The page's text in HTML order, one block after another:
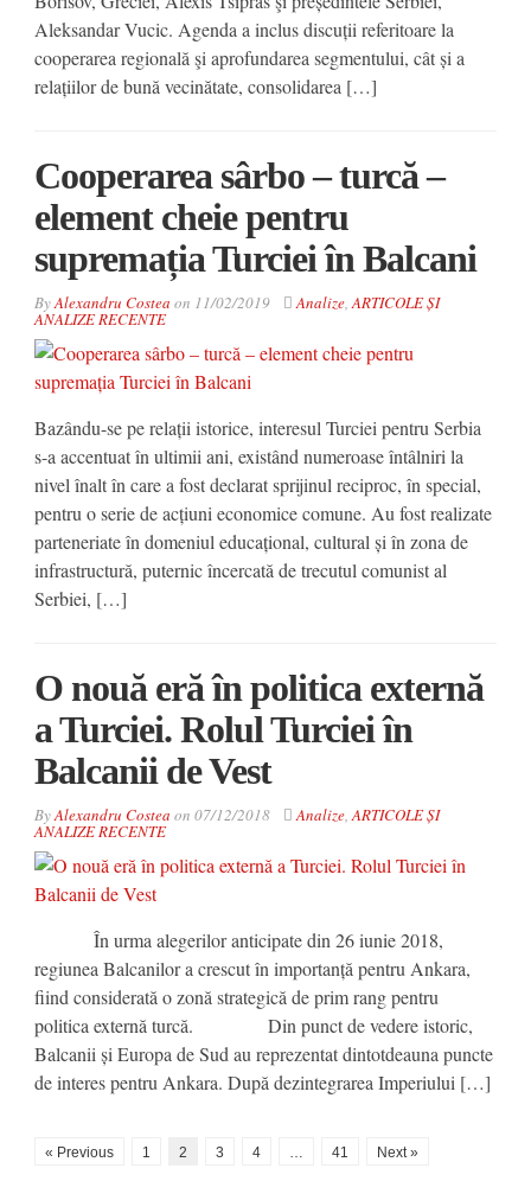
Aleksandar Vucic. Agenda a inclus discuții referitoare la
cooperarea regională şi aprofundarea segmentului, cât și a
relațiilor de bună vecinătate, consolidarea […]
Cooperarea sârbo – turcă –
element cheie pentru
supremația Turciei în Balcani
ByAlexandru Costea on 11/02/2019 Analize ARTICOLE ȘI
ANALIZE RECENTE
Bazându-se pe relații istorice, interesul Turciei pentru Serbia
s-a accentuat în ultimii ani, existând numeroase întâlniri la
nivel înalt în care a fost declarat sprijinul reciproc, în special,
pentru o serie de acțiuni economice comune. Au fost realizate
parteneriate în domeniul educațional, cultural și în zona de
infrastructură, puternic încercată de trecutul comunist al
Serbiei, […]
O nouă eră în politica externă
a Turciei. Rolul Turciei în
Balcanii de Vest
ByAlexandru Costea on 07/12/2018 Analize ARTICOLE ȘI
ANALIZE RECENTE
În urma alegerilor anticipate din 26 iunie 2018,
regiunea Balcanilor a crescut în importanță pentru Ankara,
fiind considerată o zonă strategică de prim rang pentru
politica externă turcă. Din punct de vedere istoric,
Balcanii și Europa de Sud au reprezentat dintotdeauna puncte
de interes pentru Ankara. După dezintegrarea Imperiului […]
« Previous 1 2 3 4 41 Next »